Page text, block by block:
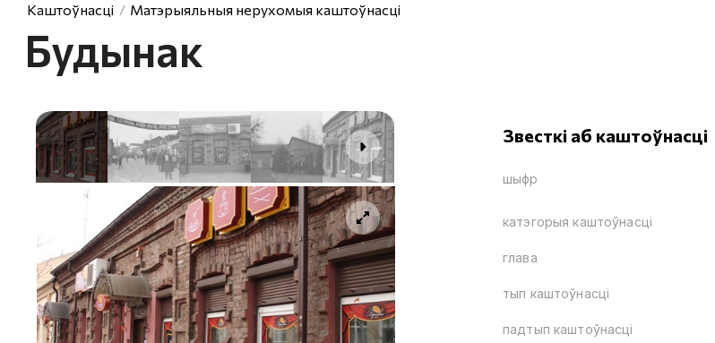
Каштоўнасці Матэрыяльныя нерухомыя каштоўнасці
Будынак
Звесткі аб каштоўнасці
шыфр
катэгорыя каштоўнасці
глава
тып каштоўнасці
падтып каштоўнасці